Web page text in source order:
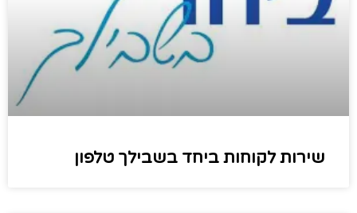
שירות לקוחות ביחד בשבילך טלפון